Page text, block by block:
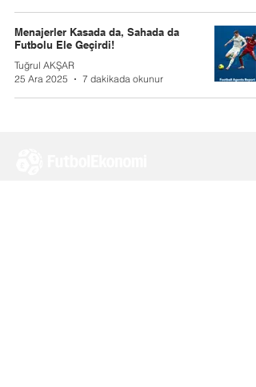
Menajerler Kasada da, Sahada da
Futbolu Ele Geçirdi!
Tuğrul AKŞAR
25 Ara 2025
7 dakikada okunur